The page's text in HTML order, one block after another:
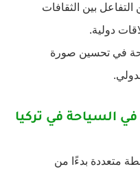
بين الثقافات
دولية.
في تحسين صورة
في السياحة في تركيا
متعددة بدءًا من